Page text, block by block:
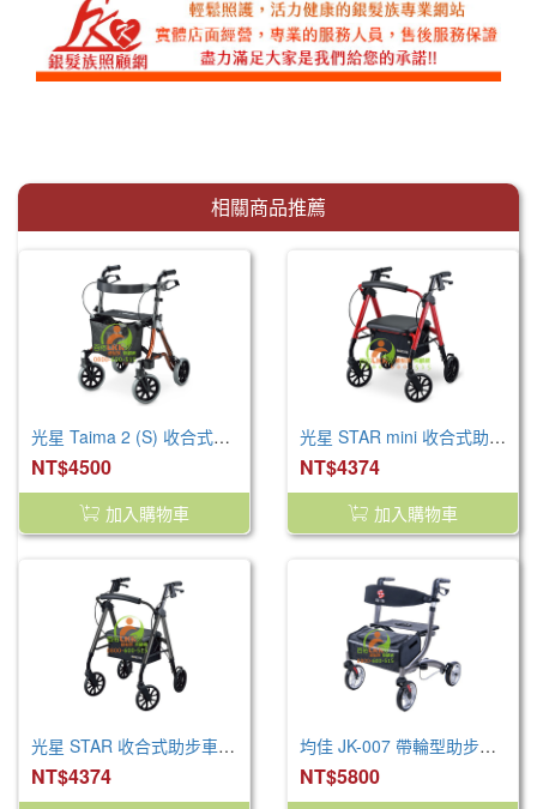
相關商品推薦
光星 Taima 2 (S) 收合式助步車
NT$4500
加入購物車
光星 STAR mini 收合式助步車(小) /V4262
NT$4374
加入購物車
光星 STAR 收合式助步車(大) /V4260
NT$4374
均佳 JK-007 帶輪型助步車 / 歐式健走型
NT$5800